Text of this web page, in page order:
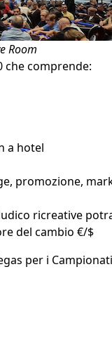
Room
che comprende:
a hotel
promozione,
ricreative
del cambio €/$
per i